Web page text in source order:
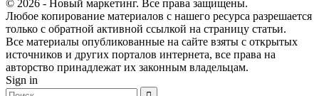
© 2026 - Новый маркетинг. Все права защищены.
Любое копирование материалов с нашего ресурса разрешается
только с обратной активной ссылкой на страницу статьи.
Все материалы опубликованные на сайте взяты с открытых
источников и других порталов интернета, все права на
авторство принадлежат их законным владельцам.
Sign in